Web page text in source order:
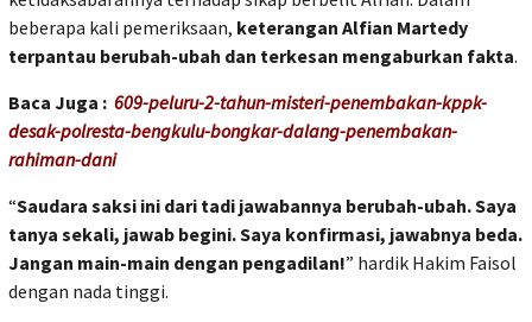
beberapa kali pemeriksaan, keterangan Alfian Martedy
terpantau berubah-ubah dan terkesan mengaburkan fakta.
Baca Juga : 609-peluru-2-tahun-misteri-penembakan-kppk-
desak-polresta-bengkulu-bongkar-dalang-penembakan-
rahiman-dani
“Saudara saksi ini dari tadi jawabannya berubah-ubah. Saya
tanya sekali, jawab begini. Saya konfirmasi, jawabnya beda.
Jangan main-main dengan pengadilan!” hardik Hakim Faisol
dengan nada tinggi.